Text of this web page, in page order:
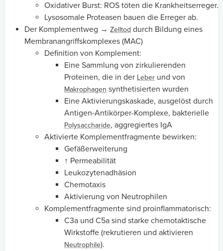
Oxidativer Burst: ROS töten die Krankheitserreger.
Lysosomale Proteasen bauen die Erreger ab.
Der Komplementweg → Zelltod durch Bildung eines
Membranangriffskomplexes (MAC)
Definition von Komplement:
Eine Sammlung von zirkulierenden
Proteinen, die in der Leber und von
Makrophagen synthetisierten wurden
Eine Aktivierungskaskade, ausgelöst durch
Antigen-Antikörper-Komplexe, bakterielle
Polysaccharide, aggregiertes IgA
Aktivierte Komplementfragmente bewirken:
Gefäßerweiterung
↑ Permeabilität
Leukozytenadhäsion
Chemotaxis
Aktivierung von Neutrophilen
Komplementfragmente sind proinflammatorisch:
C3a und C5a sind starke chemotaktische
Wirkstoffe (rekrutieren und aktivieren
Neutrophile).